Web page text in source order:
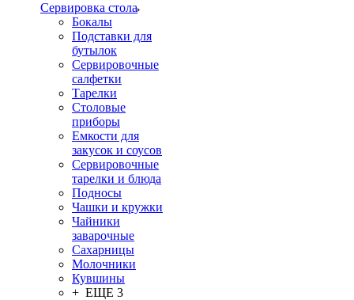
Сервировка стола
Бокалы
Подставки для
бутылок
Сервировочные
салфетки
Тарелки
Столовые
приборы
Емкости для
закусок и соусов
Сервировочные
тарелки и блюда
Подносы
Чашки и кружки
Чайники
заварочные
Сахарницы
Молочники
Кувшины
+ ЕЩЕ 3